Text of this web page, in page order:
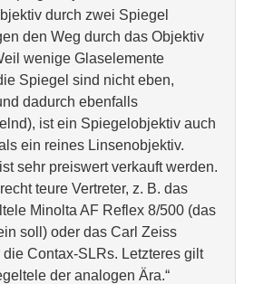
durch zwei Spiegel
den Weg durch das Objektiv
wenige Glaselemente
Spiegel sind nicht eben,
dadurch ebenfalls
ist ein Spiegelobjektiv auch
ein reines Linsenobjektiv.
sehr preiswert verkauft werden.
teure Vertreter, z. B. das
Minolta AF Reflex 8/500 (das
soll) oder das Carl Zeiss
die Contax-SLRs. Letzteres gilt
der analogen Ära.“